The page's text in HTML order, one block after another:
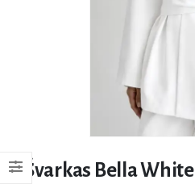
Švarkas Bella White